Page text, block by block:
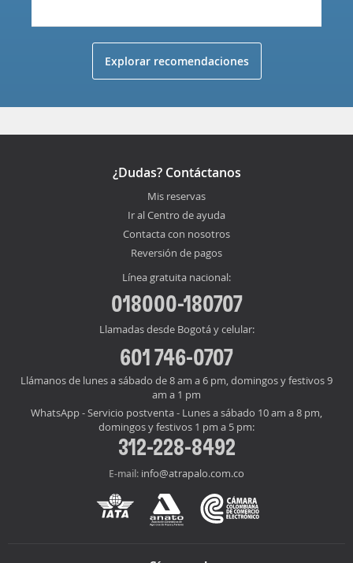
Explorar recomendaciones
¿Dudas? Contáctanos
Mis reservas
Ir al Centro de ayuda
Contacta con nosotros
Reversión de pagos
Línea gratuita nacional:
018000-180707
Llamadas desde Bogotá y celular:
601 746-0707
Llámanos de lunes a sábado de 8 am a 6 pm, domingos y festivos 9
am a 1 pm
WhatsApp - Servicio postventa - Lunes a sábado 10 am a 8 pm,
domingos y festivos 1 pm a 5 pm:
312-228-8492
E-mail: info@atrapalo.com.co